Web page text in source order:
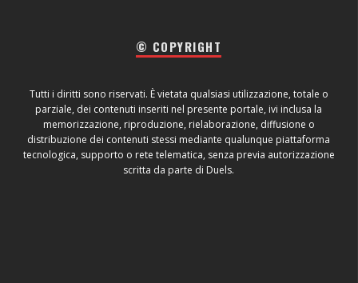
© COPYRIGHT
Tutti i diritti sono riservati. È vietata qualsiasi utilizzazione, totale o
parziale, dei contenuti inseriti nel presente portale, ivi inclusa la
memorizzazione, riproduzione, rielaborazione, diffusione o
distribuzione dei contenuti stessi mediante qualunque piattaforma
tecnologica, supporto o rete telematica, senza previa autorizzazione
scritta da parte di Duels.